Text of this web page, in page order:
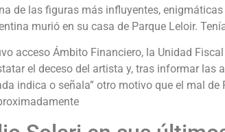
de las figuras más influyentes,
murió en su casa de Parque Leloir.
acceso Ámbito Financiero, la Unidad
el deceso del artista y, tras informar las
indica o señala” otro motivo que el mal de